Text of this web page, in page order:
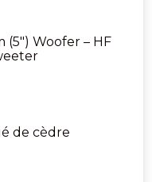
(5″) Woofer – HF
de cèdre